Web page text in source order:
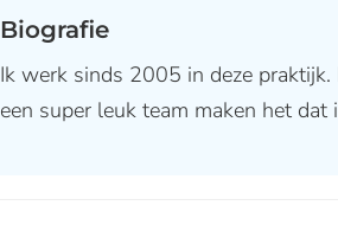
Biografie
Ik werk sinds 2005 in deze
een super leuk team maken het